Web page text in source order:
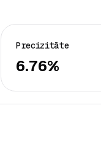
Precizitāte
6.76%